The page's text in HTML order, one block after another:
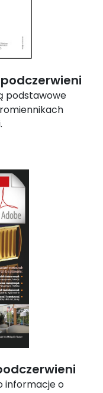
podstawowe
informacje o